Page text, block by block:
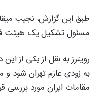
طبق این گزارش، نجیب
مسئول تشکیل یک هیئت
رویترز به نقل از یکی از
به زودی عازم تهران شود
مقامات ایران مورد بررسی